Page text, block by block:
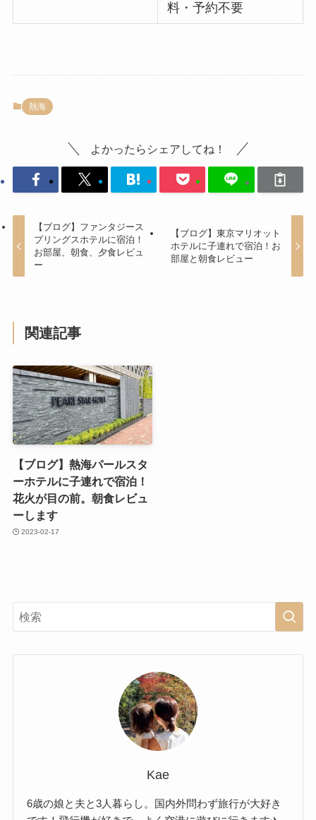
料・予約不要
熱海
よかったらシェアしてね！
【ブログ】ファンタジース
プリングスホテルに宿泊！
お部屋、朝食、夕食レビュ
ー
【ブログ】東京マリオット
ホテルに子連れで宿泊！お
部屋と朝食レビュー
関連記事
【ブログ】熱海パールスタ
ーホテルに子連れで宿泊！
花火が目の前。朝食レビュ
ーします
2023-02-17
Kae
6歳の娘と夫と3人暮らし。国内外問わず旅行が大好き